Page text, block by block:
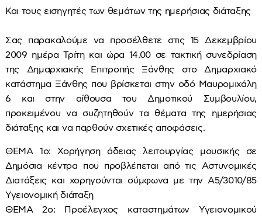
Και τους εισηγητές των θεμάτων της ημερήσιας διάταξης
Σας παρακαλούμε να προσέλθετε στις 15 Δεκεμβρίου
2009 ημέρα Τρίτη και ώρα 14.00 σε τακτική συνεδρίαση
της Δημαρχιακής Επιτροπής Ξάνθης στο Δημαρχιακό
κατάστημα Ξάνθης που βρίσκεται στην οδό Μαυρομιχάλη
6 και στην αίθουσα του Δημοτικού Συμβουλίου,
προκειμένου να συζητηθούν τα θέματα της ημερήσιας
διάταξης και να παρθούν σχετικές αποφάσεις.
ΘΕΜΑ 1ο: Χορήγηση άδειας λειτουργίας μουσικής σε
Δημόσια κέντρα που προβλέπεται από τις Αστυνομικές
Διατάξεις και χορηγούνται σύμφωνα με την Α5/3010/85
Υγειονομική διάταξη
ΘΕΜΑ 2ο: Προέλεγχος καταστημάτων Υγειονομικού